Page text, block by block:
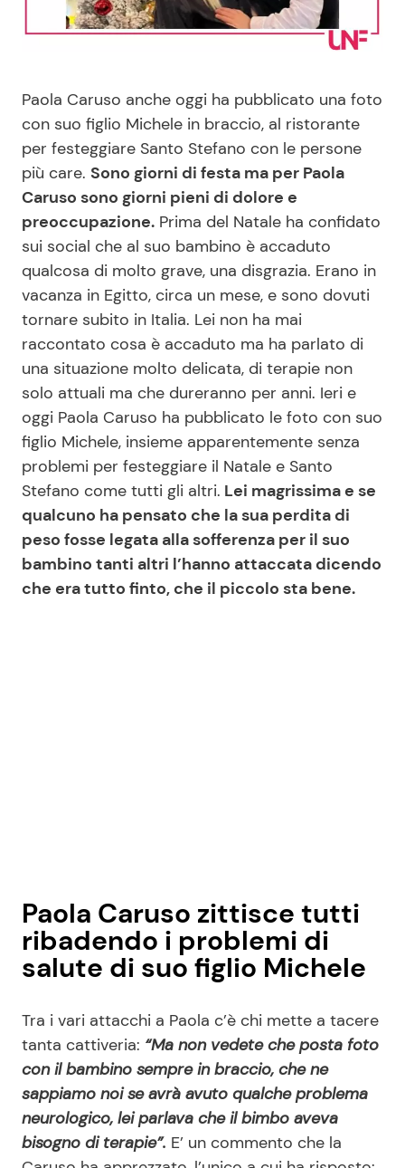
Casa
Mondo Mamma
News benessere
Salute
Viaggi e Turismo
Festività
Consigli di Cucina
Le Ricette in TV
Primi Piatti
Ricette Facili e Veloci
Ricette Feste
Ricette per Bambini
Seguici
Info
Chi siamo
Disclaimer e Privacy
Paola Caruso anche oggi ha pubblicato una foto
con suo figlio Michele in braccio, al ristorante
per festeggiare Santo Stefano con le persone
più care. Sono giorni di festa ma per Paola
Caruso sono giorni pieni di dolore e
preoccupazione. Prima del Natale ha confidato
sui social che al suo bambino è accaduto
qualcosa di molto grave, una disgrazia. Erano in
vacanza in Egitto, circa un mese, e sono dovuti
tornare subito in Italia. Lei non ha mai
raccontato cosa è accaduto ma ha parlato di
una situazione molto delicata, di terapie non
solo attuali ma che dureranno per anni. Ieri e
oggi Paola Caruso ha pubblicato le foto con suo
figlio Michele, insieme apparentemente senza
problemi per festeggiare il Natale e Santo
Stefano come tutti gli altri. Lei magrissima e se
qualcuno ha pensato che la sua perdita di
peso fosse legata alla sofferenza per il suo
bambino tanti altri l’hanno attaccata dicendo
che era tutto finto, che il piccolo sta bene.
Paola Caruso zittisce tutti
ribadendo i problemi di
salute di suo figlio Michele
Tra i vari attacchi a Paola c’è chi mette a tacere
tanta cattiveria: “Ma non vedete che posta foto
con il bambino sempre in braccio, che ne
sappiamo noi se avrà avuto qualche problema
neurologico, lei parlava che il bimbo aveva
bisogno di terapie”. E’ un commento che la